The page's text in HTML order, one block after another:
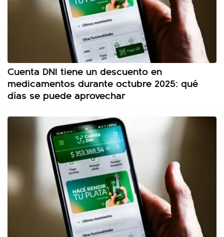
Cuenta DNI tiene un descuento en
medicamentos durante octubre 2025: qué
días se puede aprovechar